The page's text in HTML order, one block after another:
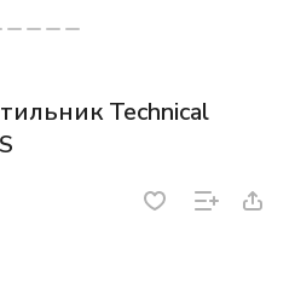
Technical